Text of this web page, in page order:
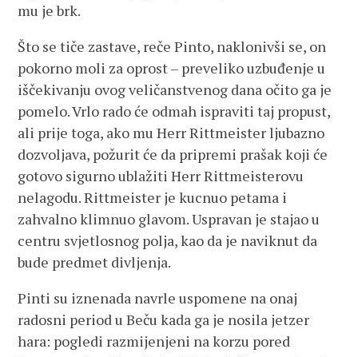
mu je brk.
Što se tiče zastave, reče Pinto, naklonivši se, on
pokorno moli za oprost – preveliko uzbuđenje u
iščekivanju ovog veličanstvenog dana očito ga je
pomelo. Vrlo rado će odmah ispraviti taj propust,
ali prije toga, ako mu Herr Rittmeister ljubazno
dozvoljava, požurit će da pripremi prašak koji će
gotovo sigurno ublažiti Herr Rittmeisterovu
nelagodu. Rittmeister je kucnuo petama i
zahvalno klimnuo glavom. Uspravan je stajao u
centru svjetlosnog polja, kao da je naviknut da
bude predmet divljenja.
Pinti su iznenada navrle uspomene na onaj
radosni period u Beču kada ga je nosila jetzer
hara: pogledi razmijenjeni na korzu pored